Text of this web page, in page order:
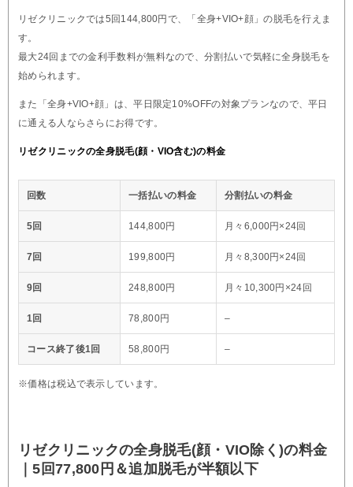
リゼクリニックでは5回144,800円で、「全身+VIO+顔」の脱毛を行えま
す。
最大24回までの金利手数料が無料なので、分割払いで気軽に全身脱毛を
始められます。
また「全身+VIO+顔」は、平日限定10%OFFの対象プランなので、平日
に通える人ならさらにお得です。
リゼクリニックの全身脱毛(顔・VIO含む)の料金
回数 一括払いの料金 分割払いの料金
5回 144,800円 月々6,000円×24回
7回 199,800円 月々8,300円×24回
9回 248,800円 月々10,300円×24回
1回 78,800円 –
コース終了後1回 58,800円 –
※価格は税込で表示しています。
リゼクリニックの全身脱毛(顔・VIO除く)の料金
｜5回77,800円＆追加脱毛が半額以下